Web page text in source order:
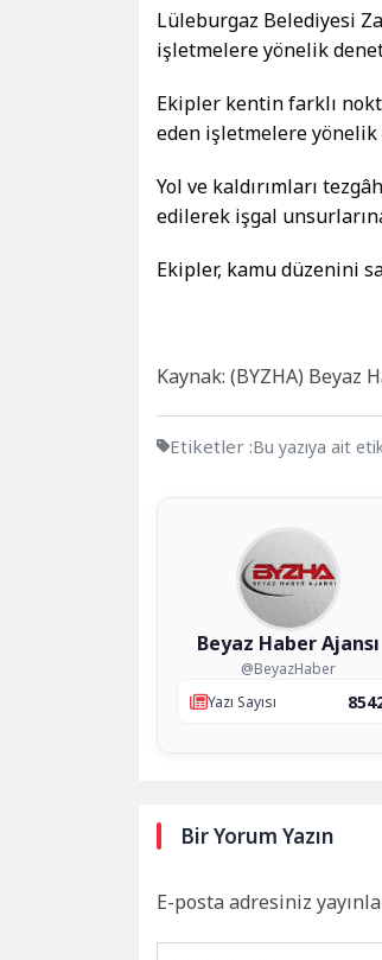
Lüleburgaz Belediyesi
işletmelere yönelik
Ekipler kentin farklı
eden işletmelere
Yol ve kaldırımları
edilerek işgal
Ekipler, kamu düzenini
Kaynak: (BYZHA) Beyaz
Etiketler :Bu yazıya ait
Beyaz Haber Ajansı
@BeyazHaber
Yazı Sayısı
Bir Yorum Yazın
E-posta adresiniz